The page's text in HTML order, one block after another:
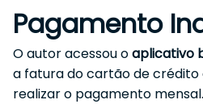
Pagamento
O autor acessou oaplicativo
a fatura do cartão de crédito
realizar o pagamento